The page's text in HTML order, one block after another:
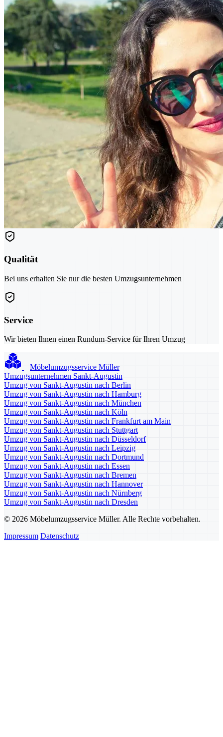
Qualität
Bei uns erhalten Sie nur die besten Umzugsunternehmen
Service
Wir bieten Ihnen einen Rundum-Service für Ihren Umzug
Möbelumzugsservice Müller
Umzugsunternehmen Sankt-Augustin
Umzug von Sankt-Augustin nach Berlin
Umzug von Sankt-Augustin nach Hamburg
Umzug von Sankt-Augustin nach München
Umzug von Sankt-Augustin nach Köln
Umzug von Sankt-Augustin nach Frankfurt am Main
Umzug von Sankt-Augustin nach Stuttgart
Umzug von Sankt-Augustin nach Düsseldorf
Umzug von Sankt-Augustin nach Leipzig
Umzug von Sankt-Augustin nach Dortmund
Umzug von Sankt-Augustin nach Essen
Umzug von Sankt-Augustin nach Bremen
Umzug von Sankt-Augustin nach Hannover
Umzug von Sankt-Augustin nach Nürnberg
Umzug von Sankt-Augustin nach Dresden
© 2026 Möbelumzugsservice Müller. Alle Rechte vorbehalten.
Impressum Datenschutz